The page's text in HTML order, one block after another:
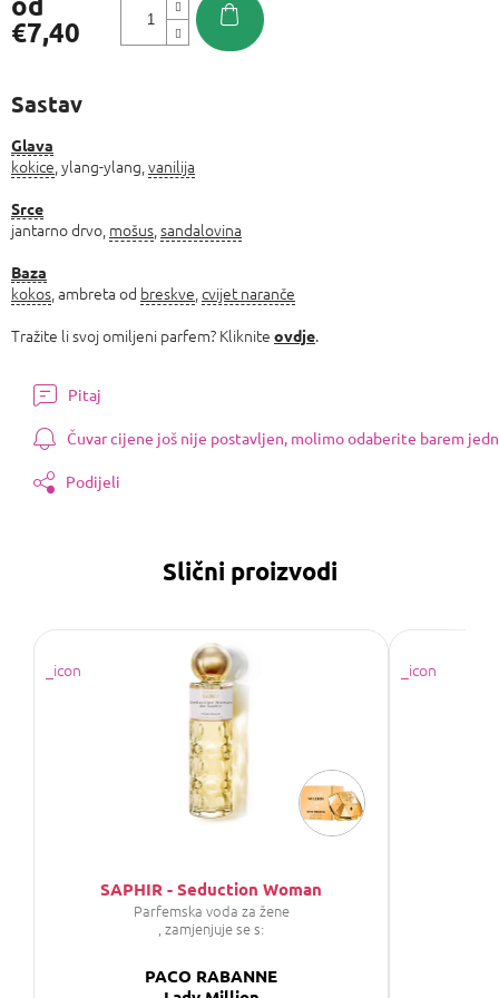
€7,40
Sastav
Glava
kokice , ylang-ylang, vanilija
Srce
jantarno drvo, mošus sandalovina
Baza
kokos , ambreta od breskve cvijet naranče
Tražite li svoj omiljeni parfem? Kliknite ovdje.
Pitaj
Čuvar cijene još nije postavljen, molimo odaberite barem
Podijeli
Slični proizvodi
SAPHIR - Seduction Woman
Parfemska voda za žene
, zamjenjuje se s:
PACO RABANNE